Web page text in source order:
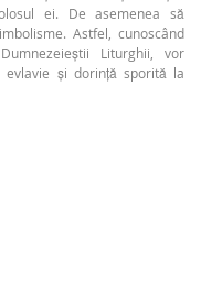
ei. De asemenea să
Astfel, cunoscând
Liturghii, vor
şi dorinţă sporită la